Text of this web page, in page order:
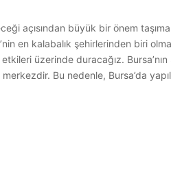
açısından büyük bir önem
en kalabalık şehirlerinden biri
üzerinde duracağız.
Bu nedenle, Bursa’da